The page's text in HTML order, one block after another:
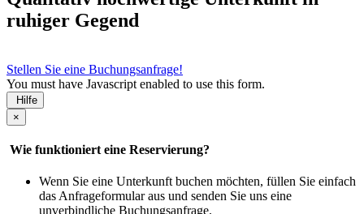
ruhiger Gegend
Stellen Sie eine Buchungsanfrage!
You must have Javascript enabled to use this form.
Hilfe
×
Wie funktioniert eine Reservierung?
Wenn Sie eine Unterkunft buchen möchten, füllen Sie einfach
das Anfrageformular aus und senden Sie uns eine
unverbindliche Buchungsanfrage.